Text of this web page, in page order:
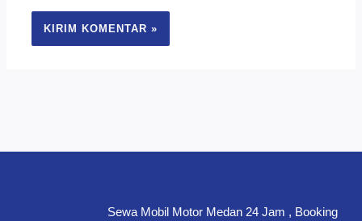
Sewa Mobil Motor Medan 24 Jam , Booking